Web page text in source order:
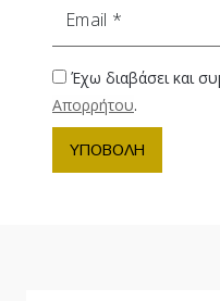
Έχω διαβάσει και
Απορρήτου.
ΥΠΟΒΟΛΗ